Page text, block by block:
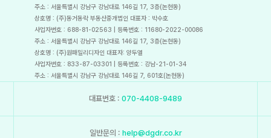
주소 : 서울특별시 강남구 강남대로 146길 17, 3층(논현동)
상호명 : (주)동거동락 부동산중개법인 대표자 : 박수호
사업자번호 : 688-81-02563 | 등록번호 : 11680-2022-00086
주소 : 서울특별시 강남구 강남대로 146길 17, 3층(논현동)
상호명 : (주)원패밀리디자인 대표자: 양두열
사업자번호 : 833-87-03301 | 등록번호 : 강남-21-01-34
주소 : 서울특별시 강남구 강남대로 146길 7, 601호(논현동)
대표번호 : 070-4408-9489
일반문의 : help@dgdr.co.kr